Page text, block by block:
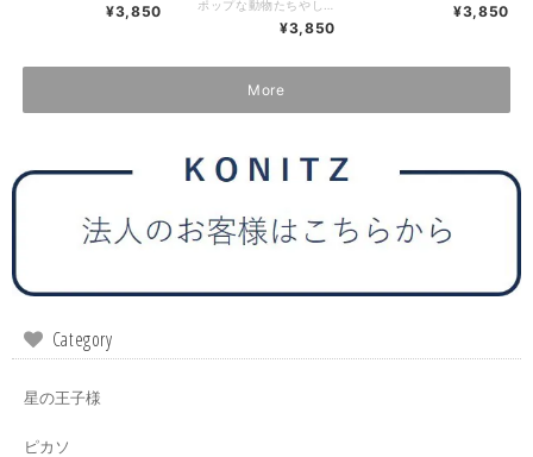
¥3,850
¥3,850
¥3,850
More
Category
星の王子様
ピカソ